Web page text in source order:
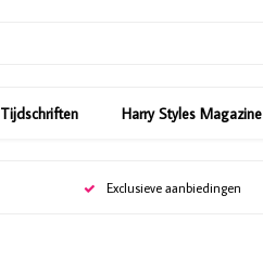
Tijdschriften Harry Styles Magazine
Exclusieve aanbiedingen